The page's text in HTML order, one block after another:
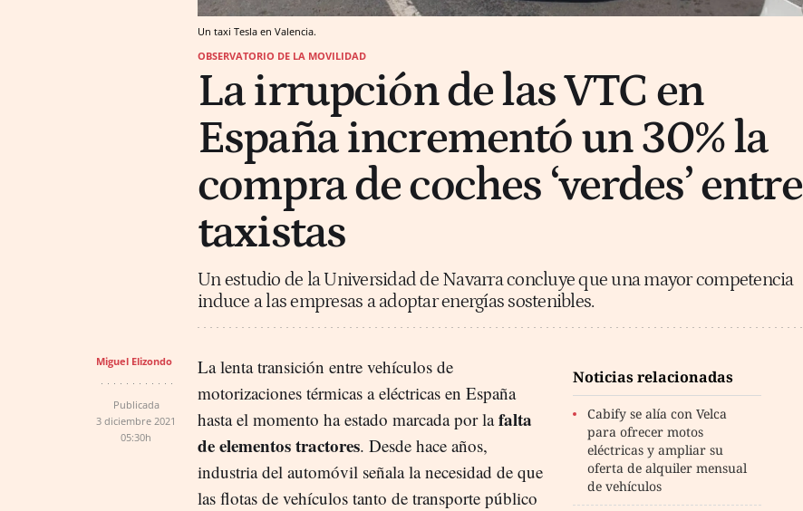
Un taxi Tesla en Valencia.
OBSERVATORIO DE LA MOVILIDAD
La irrupción de las VTC en
España incrementó un 30% la
compra de coches ‘verdes’ entre
taxistas
Un estudio de la Universidad de Navarra concluye que una mayor competencia
induce a las empresas a adoptar energías sostenibles.
Miguel Elizondo
Publicada
3 diciembre 2021
05:30h
Noticias relacionadas
Cabify se alía con Velca
para ofrecer motos
eléctricas y ampliar su
oferta de alquiler mensual
de vehículos
La lenta transición entre vehículos de
motorizaciones térmicas a eléctricas en España
hasta el momento ha estado marcada por lafalta
de elementos tractores. Desde hace años,
industria del automóvil señala la necesidad de que
las flotas de vehículos tanto de transporte público